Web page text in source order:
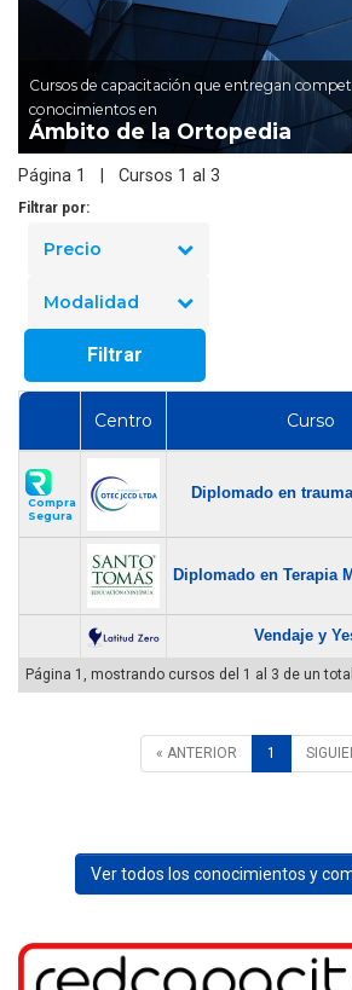
Cursos de capacitación que entregan
conocimientos en
Ámbito de la Ortopedia
Página 1 | Cursos 1 al 3
Filtrar por:
Precio
Modalidad
Filtrar
Centro Curso
Compra
Segura
Diplomado en
Diplomado en Terapia
Vendaje y
Página 1, mostrando cursos del 1 al 3 de un
« ANTERIOR 1
Ver todos los conocimientos y